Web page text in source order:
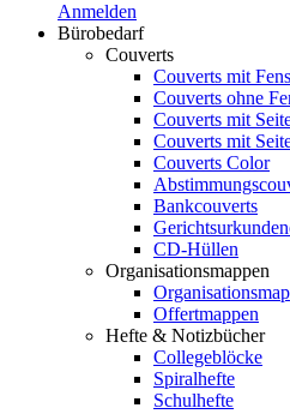
Anmelden
Bürobedarf
Couverts
Couverts mit
Couverts ohne
Couverts mit
Couverts mit
Couverts Color
Bankcouverts
CD-Hüllen
Organisationsmappen
Offertmappen
Hefte & Notizbücher
Collegeblöcke
Spiralhefte
Schulhefte